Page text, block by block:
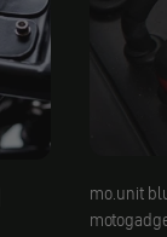
mo.unit